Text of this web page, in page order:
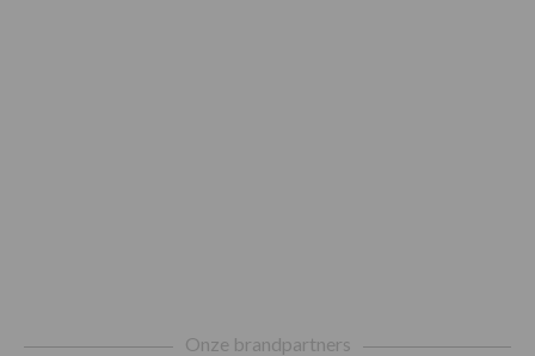
Onze brandpartners